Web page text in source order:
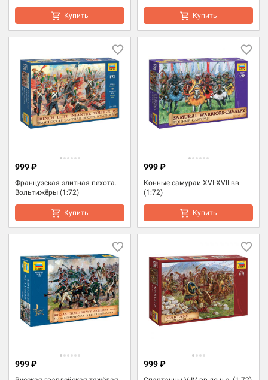
Купить Купить
Французская элитная пехота.
Вольтижёры (1:72)
999 ₽
Купить
Конные самураи XVI-XVII вв.
(1:72)
999 ₽
Купить
999 ₽ 999 ₽